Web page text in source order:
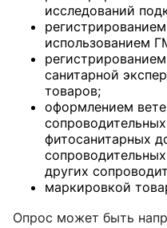
исследований
использованием
санитарной
товаров;
оформлением
фитосанитарных
других
маркировкой
Опрос может быть